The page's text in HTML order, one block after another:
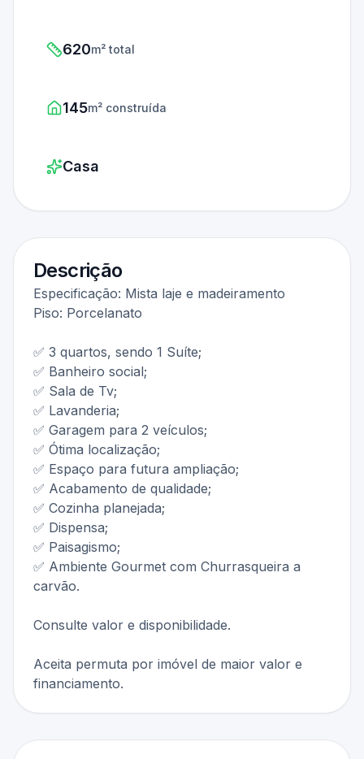
620m² total
145m² construída
Casa
Descrição
Especificação: Mista laje e madeiramento
Piso: Porcelanato
✅ 3 quartos, sendo 1 Suíte;
✅ Banheiro social;
✅ Sala de Tv;
✅ Lavanderia;
✅ Garagem para 2 veículos;
✅ Ótima localização;
✅ Espaço para futura ampliação;
✅ Acabamento de qualidade;
✅ Cozinha planejada;
✅ Dispensa;
✅ Paisagismo;
✅ Ambiente Gourmet com Churrasqueira a
carvão.
Consulte valor e disponibilidade.
Aceita permuta por imóvel de maior valor e
financiamento.